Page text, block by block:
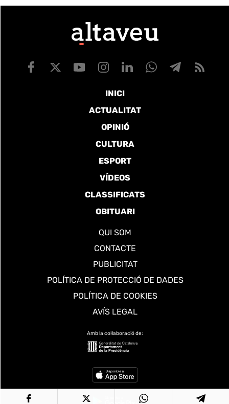
INICI
ACTUALITAT
OPINIÓ
CULTURA
ESPORT
VÍDEOS
CLASSIFICATS
OBITUARI
QUI SOM
CONTACTE
PUBLICITAT
POLÍTICA DE PROTECCIÓ DE DADES
POLÍTICA DE COOKIES
AVÍS LEGAL
Amb la col·laboració de: